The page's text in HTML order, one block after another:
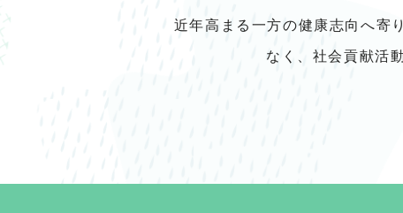
近年高まる一方の健康志向へ寄
なく、社会貢献活